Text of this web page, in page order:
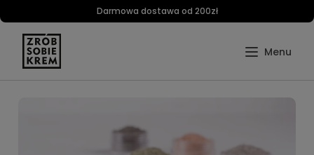
Darmowa dostawa od 200zł